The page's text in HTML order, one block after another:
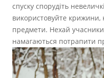
спуску спорудіть
використовуйте крижини,
предмети. Нехай учасники
намагаються потрапити